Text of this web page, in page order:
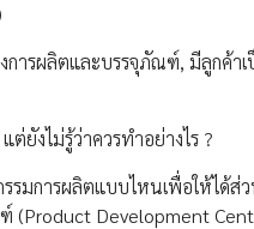
ารผลิตและบรรจุภัณฑ์, มีลูกค้
ยังไม่รู้ว่าควรทำอย่างไร ?
รมการผลิตแบบไหนเพื่อให้ได้
Development